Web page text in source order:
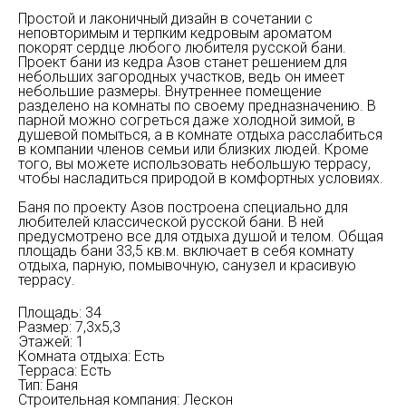
Простой и лаконичный дизайн в сочетании с
неповторимым и терпким кедровым ароматом
покорят сердце любого любителя русской бани.
Проект бани из кедра Азов станет решением для
небольших загородных участков, ведь он имеет
небольшие размеры. Внутреннее помещение
разделено на комнаты по своему предназначению. В
парной можно согреться даже холодной зимой, в
душевой помыться, а в комнате отдыха расслабиться
в компании членов семьи или близких людей. Кроме
того, вы можете использовать небольшую террасу,
чтобы насладиться природой в комфортных условиях.
Баня по проекту Азов построена специально для
любителей классической русской бани. В ней
предусмотрено все для отдыха душой и телом. Общая
площадь бани 33,5 кв.м. включает в себя комнату
отдыха, парную, помывочную, санузел и красивую
террасу.
Площадь: 34
Размер: 7,3х5,3
Этажей: 1
Комната отдыха: Есть
Терраса: Есть
Тип: Баня
Строительная компания: Лескон